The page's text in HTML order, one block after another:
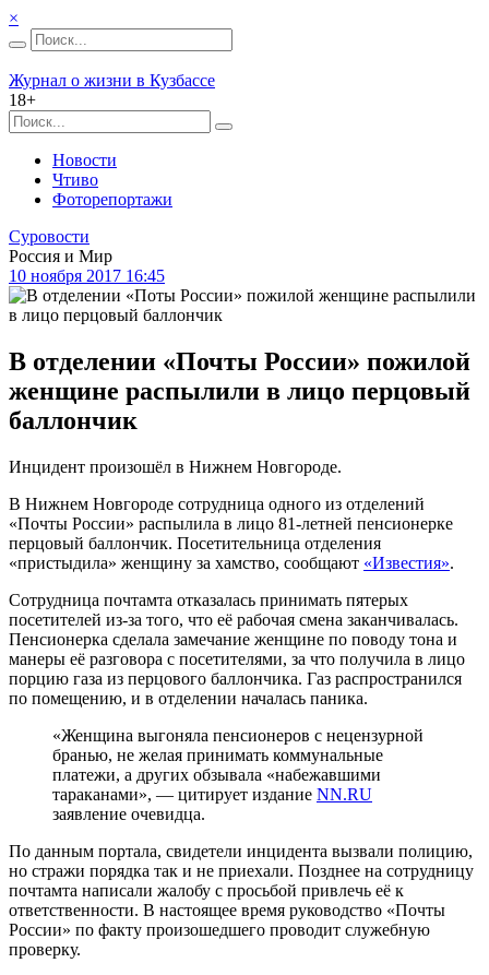
×
Журнал о жизни в Кузбассе
18+
Новости
Чтиво
Фоторепортажи
Суровости
Россия и Мир
10 ноября 2017 16:45
В отделении «Почты России» пожилой
женщине распылили в лицо перцовый
баллончик
Инцидент произошёл в Нижнем Новгороде.
В Нижнем Новгороде сотрудница одного из отделений
«Почты России» распылила в лицо 81-летней пенсионерке
перцовый баллончик. Посетительница отделения
«пристыдила» женщину за хамство, сообщают «Известия».
Сотрудница почтамта отказалась принимать пятерых
посетителей из-за того, что её рабочая смена заканчивалась.
Пенсионерка сделала замечание женщине по поводу тона и
манеры её разговора с посетителями, за что получила в лицо
порцию газа из перцового баллончика. Газ распространился
по помещению, и в отделении началась паника.
«Женщина выгоняла пенсионеров с нецензурной
бранью, не желая принимать коммунальные
платежи, а других обзывала «набежавшими
тараканами», — цитирует издание NN.RU
заявление очевидца.
По данным портала, свидетели инцидента вызвали полицию,
но стражи порядка так и не приехали. Позднее на сотрудницу
почтамта написали жалобу с просьбой привлечь её к
ответственности. В настоящее время руководство «Почты
России» по факту произошедшего проводит служебную
проверку.